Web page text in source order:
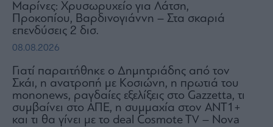
Μαρίνες: Χρυσωρυχείο για Λάτση,
Προκοπίου, Βαρδινογιάννη – Στα σκαριά
επενδύσεις 2 δισ.
08.08.2026
Γιατί παραιτήθηκε ο Δημητριάδης από τον
Σκάι, η ανατροπή με Κοσιώνη, η πρωτιά του
mononews, ραγδαίες εξελίξεις στο Gazzetta, τι
συμβαίνει στο ΑΠΕ, η συμμαχία στον ΑΝΤ1+
και τι θα γίνει με το deal Cosmote TV – Nova